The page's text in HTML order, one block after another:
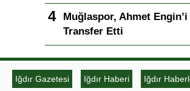
Muğlaspor, Ahmet Engin’i
Transfer Etti
Iğdır Gazetesi Iğdır Haberi Iğdır